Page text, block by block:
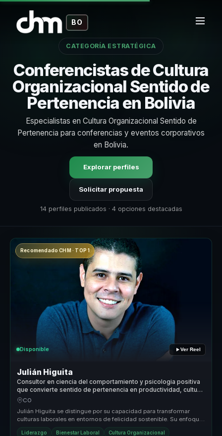
BO
CATEGORÍA ESTRATÉGICA
Conferencistas de Cultura
Organizacional Sentido de
Pertenencia en Bolivia
Especialistas en Cultura Organizacional Sentido de
Pertenencia para conferencias y eventos corporativos
en Bolivia.
Explorar perfiles
Solicitar propuesta
14 perfiles publicados · 4 opciones destacadas
Recomendado CHM · TOP 1
Disponible Ver Reel
Julián Higuita
Consultor en ciencia del comportamiento y psicologia positiva
que convierte sentido de pertenencia en productividad, cultura
y cohesión para equipos.
CO
Julián Higuita se distingue por su capacidad para transformar
culturas laborales en entornos de felicidad sostenible. Su enfoque
único co...
Liderazgo Bienestar Laboral Cultura Organizacional